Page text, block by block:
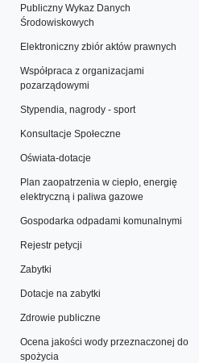
Publiczny Wykaz Danych
Środowiskowych
Elektroniczny zbiór aktów prawnych
Współpraca z organizacjami
pozarządowymi
Stypendia, nagrody - sport
Konsultacje Społeczne
Oświata-dotacje
Plan zaopatrzenia w ciepło, energię
elektryczną i paliwa gazowe
Gospodarka odpadami komunalnymi
Rejestr petycji
Zabytki
Dotacje na zabytki
Zdrowie publiczne
Ocena jakości wody przeznaczonej do
spożycia